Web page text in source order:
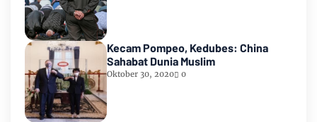
Kecam Pompeo, Kedubes: China
Sahabat Dunia Muslim
Oktober 30, 2020 0